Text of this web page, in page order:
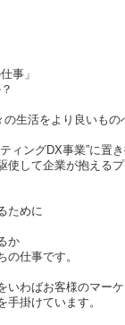
事」
生活をより良いも
ィングDX事業”に置
使して企業が抱える
ために
か
仕事です。
いわばお客様のマー
掛けています。